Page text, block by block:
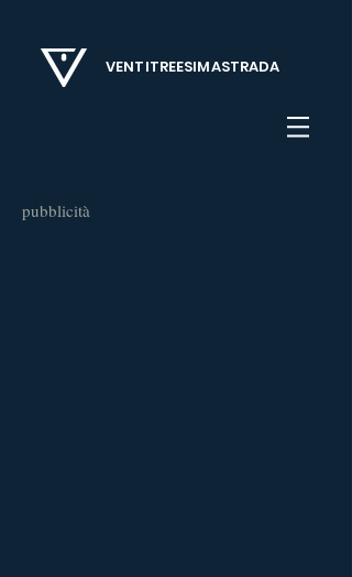
VENTITREESIMASTRADA
pubblicità